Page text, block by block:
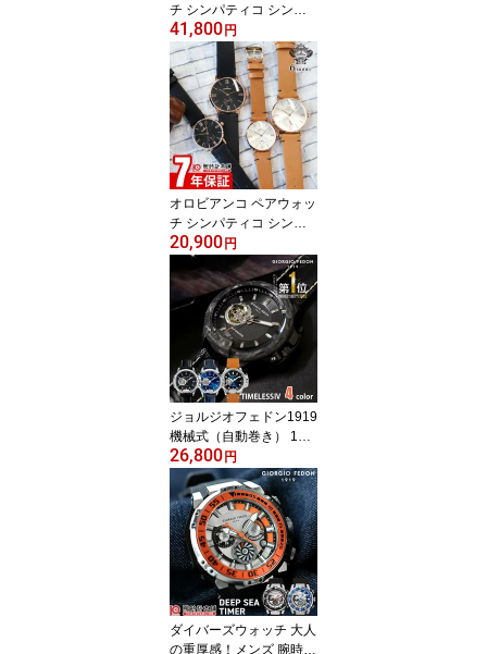
チ シンパティコ シンパ
ティア 腕時計 メンズ レ
ディース 人気 クリスマ
ス お揃い 記念日 プレゼ
ント ギフト
41,800 円
オロビアンコ ペアウォッ
チ シンパティコ シンパ
ティア 時計 Orobianco
腕時計 メンズ レディー
ス お揃い カップル 夫婦
記念日 誕生日 プレゼン
ト ギフト OR0071 OR00
20,900 円
ジョルジオフェドン1919
機械式（自動巻き） 100
m防水 タイムレス メンズ
腕時計 時計 スーツ ビジ
ネス 人気
26,800 円
ダイバーズウォッチ 大人
の重厚感！メンズ 腕時計